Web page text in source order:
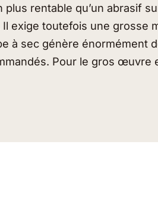
plus rentable qu’un abrasif
exige toutefois une grosse
à sec génère énormément
Pour le gros œuvre